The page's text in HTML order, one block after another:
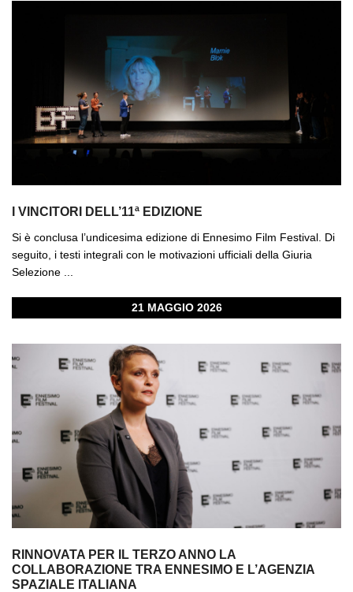
I VINCITORI DELL’11ª EDIZIONE
Si è conclusa l’undicesima edizione di Ennesimo Film Festival. Di
seguito, i testi integrali con le motivazioni ufficiali della Giuria
Selezione ...
21 MAGGIO 2026
RINNOVATA PER IL TERZO ANNO LA
COLLABORAZIONE TRA ENNESIMO E L’AGENZIA
SPAZIALE ITALIANA